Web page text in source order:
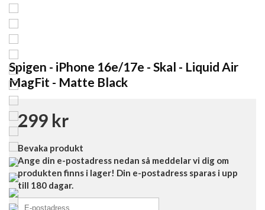
Spigen - iPhone 16e/17e - Skal - Liquid Air
MagFit - Matte Black
299 kr
Bevaka produkt
Ange din e-postadress nedan så meddelar vi dig om
produkten finns i lager! Din e-postadress sparas i upp
till 180 dagar.